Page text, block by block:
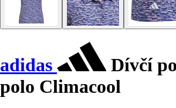
adidas
Dívčí
polo Climacool